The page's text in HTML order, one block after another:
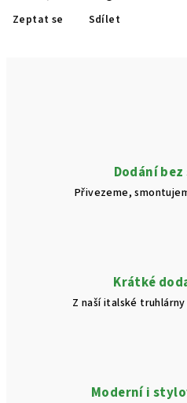
Zeptat se Sdílet
Dodání
Přivezeme,
Krátké
Z naší italské
Moderní i